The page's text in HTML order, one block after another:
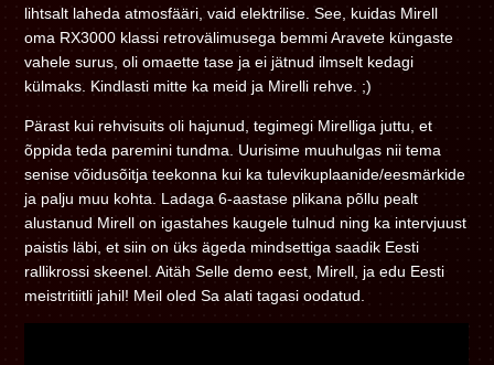
lihtsalt laheda atmosfääri, vaid elektrilise. See, kuidas Mirell
oma RX3000 klassi retrovälimusega bemmi Aravete küngaste
vahele surus, oli omaette tase ja ei jätnud ilmselt kedagi
külmaks. Kindlasti mitte ka meid ja Mirelli rehve. ;)
Pärast kui rehvisuits oli hajunud, tegimegi Mirelliga juttu, et
õppida teda paremini tundma. Uurisime muuhulgas nii tema
senise võidusõitja teekonna kui ka tulevikuplaanide/eesmärkide
ja palju muu kohta. Ladaga 6-aastase plikana põllu pealt
alustanud Mirell on igastahes kaugele tulnud ning ka intervjuust
paistis läbi, et siin on üks ägeda mindsettiga saadik Eesti
rallikrossi skeenel. Aitäh Selle demo eest, Mirell, ja edu Eesti
meistritiitli jahil! Meil oled Sa alati tagasi oodatud.